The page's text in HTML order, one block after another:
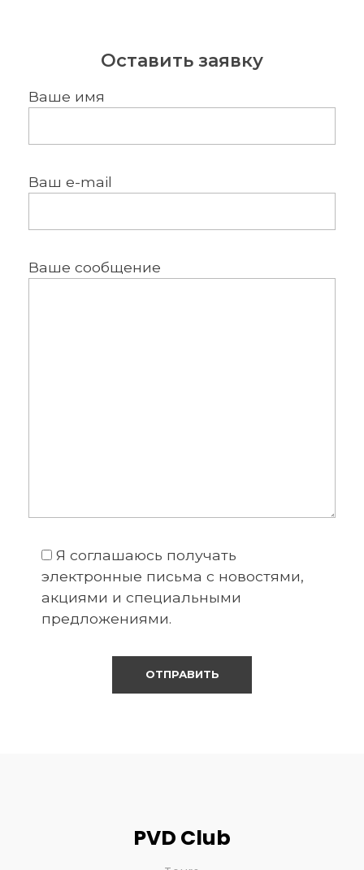
Оставить заявку
Ваше имя
Ваш e-mail
Ваше сообщение
Я соглашаюсь получать
электронные письма с новостями,
акциями и специальными
предложениями.
PVD Club